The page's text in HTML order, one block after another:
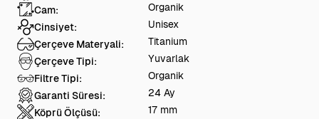
Cam:
Organik
Cinsiyet:
Unisex
Çerçeve Materyali:
Titanium
Çerçeve Tipi:
Yuvarlak
Filtre Tipi:
Organik
Garanti Süresi:
24 Ay
Köprü Ölçüsü:
17 mm